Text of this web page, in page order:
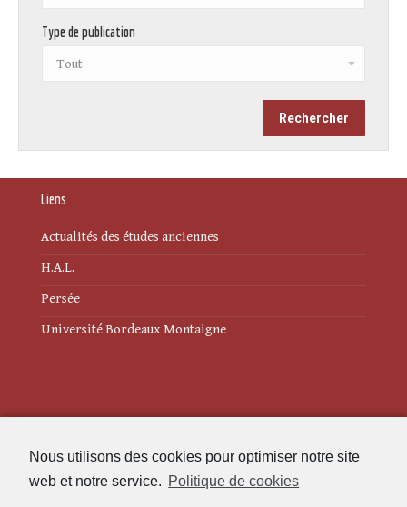
Nous utilisons des cookies pour optimiser notre site
web et notre service. Politique de cookies
Type de publication
Liens
Actualités des études anciennes
H.A.L.
Persée
Université Bordeaux Montaigne
Politique de cookies (UE)